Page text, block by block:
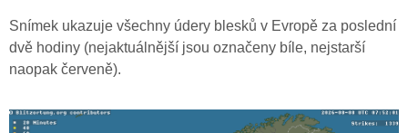
Snímek ukazuje všechny údery blesků v Evropě za poslední
dvě hodiny (nejaktuálnější jsou označeny bíle, nejstarší
naopak červeně).